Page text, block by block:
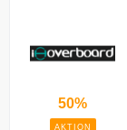
50%
AKTION